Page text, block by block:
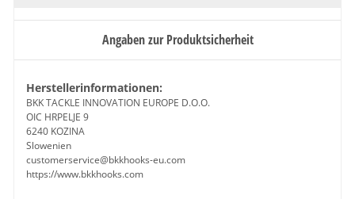
Angaben zur Produktsicherheit
Herstellerinformationen:
BKK TACKLE INNOVATION EUROPE D.O.O.
OIC HRPELJE 9
6240 KOZINA
Slowenien
customerservice@bkkhooks-eu.com
https://www.bkkhooks.com